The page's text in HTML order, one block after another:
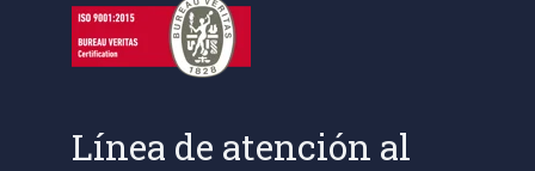
Línea de atención al